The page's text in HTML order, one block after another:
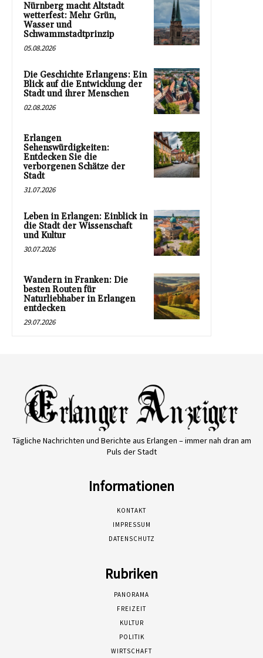
Nürnberg macht Altstadt
wetterfest: Mehr Grün,
Wasser und
Schwammstadtprinzip
05.08.2026
Die Geschichte Erlangens: Ein
Blick auf die Entwicklung der
Stadt und ihrer Menschen
02.08.2026
Erlangen
Sehenswürdigkeiten:
Entdecken Sie die
verborgenen Schätze der
Stadt
31.07.2026
Leben in Erlangen: Einblick in
die Stadt der Wissenschaft
und Kultur
30.07.2026
Wandern in Franken: Die
besten Routen für
Naturliebhaber in Erlangen
entdecken
29.07.2026
Tägliche Nachrichten und Berichte aus Erlangen – immer nah dran am
Puls der Stadt
Informationen
KONTAKT
IMPRESSUM
DATENSCHUTZ
Rubriken
PANORAMA
FREIZEIT
KULTUR
POLITIK
WIRTSCHAFT